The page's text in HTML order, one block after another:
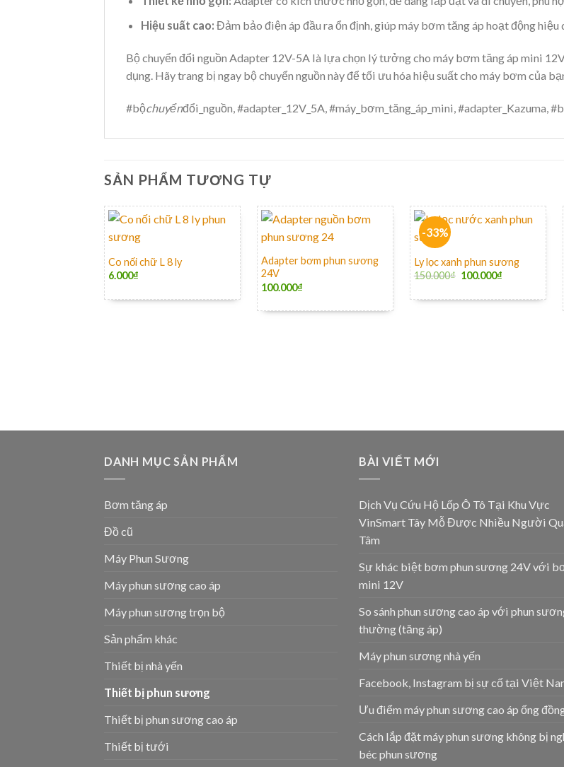
Hiệu suất cao: Đảm bảo điện áp đầu ra ổn định, giúp máy bơm tăng áp hoạt động hiệu
Bộ chuyển đổi nguồn Adapter 12V-5A là lựa chọn lý tưởng cho máy bơm tăng áp mini
dụng. Hãy trang bị ngay bộ chuyển nguồn này để tối ưu hóa hiệu suất cho máy bơm của
#bộchuyểnđổi_nguồn, #adapter_12V_5A, #máy_bơm_tăng_áp_mini, #adapter_Kazuma,
SẢN PHẨM TƯƠNG TỰ
Co nối chữ L 8 ly
6.000₫
Adapter bơm phun sương
24V
100.000₫
-33%
+
Ly lọc xanh phun sương
150.000₫ 100.000₫
DANH MỤC SẢN PHẨM
Bơm tăng áp
Đồ cũ
Máy Phun Sương
Máy phun sương cao áp
Máy phun sương trọn bộ
Sản phẩm khác
Thiết bị nhà yến
Thiết bị phun sương
Thiết bị phun sương cao áp
Thiết bị tưới
BÀI VIẾT MỚI
Dịch Vụ Cứu Hộ Lốp Ô Tô Tại Khu Vực
VinSmart Tây Mỗ Được Nhiều Người
Tâm
Sự khác biệt bơm phun sương 24V với
mini 12V
So sánh phun sương cao áp với phun
thường (tăng áp)
Máy phun sương nhà yến
Facebook, Instagram bị sự cố tại Việt
Ưu điểm máy phun sương cao áp ống
Cách lắp đặt máy phun sương không bị
béc phun sương